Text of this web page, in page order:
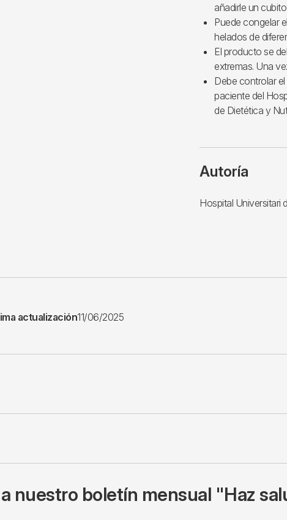
añadirle un
Puede congelar
helados de
El producto se
extremas. Una
Debe controlar
paciente del
de Dietética y
Autoría
Hospital Universitari
actualización11/06/2025
nuestro boletín mensual "Haz